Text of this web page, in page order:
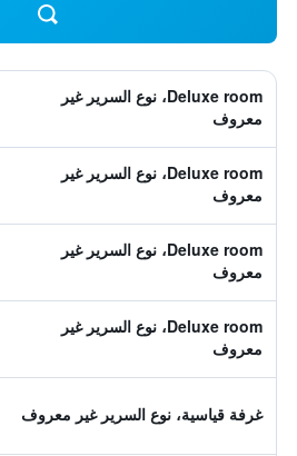
Deluxe room، نوع السرير غير
معروف
Deluxe room، نوع السرير غير
معروف
Deluxe room، نوع السرير غير
معروف
Deluxe room، نوع السرير غير
معروف
غرفة قياسية، نوع السرير غير معروف